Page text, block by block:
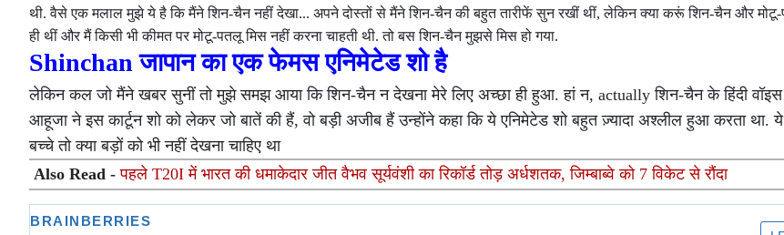
थी. वैसे एक मलाल मुझे ये है कि मैंने शिन-चैन नहीं देखा... अपने दोस्तों से मैंने शिन-चैन की बहुत तारीफें सुन रखीं थीं, लेकिन क्या करूं शिन-चैन और मोटू-
ही थीं और मैं किसी भी कीमत पर मोटू-पतलू मिस नहीं करना चाहती थी. तो बस शिन-चैन मुझसे मिस हो गया.
Shinchan जापान का एक फेमस एनिमेटेड शो है
लेकिन कल जो मैंने खबर सुनीं तो मुझे समझ आया कि शिन-चैन न देखना मेरे लिए अच्छा ही हुआ. हां न, actually शिन-चैन के हिंदी
आहूजा ने इस कार्टून शो को लेकर जो बातें की हैं, वो बड़ी अजीब हैं उन्होंने कहा कि ये एनिमेटेड शो बहुत ज़्यादा अश्लील हुआ करता था. ये
बच्चे तो क्या बड़ों को भी नहीं देखना चाहिए था
Also Read -पहले T20I में भारत की धमाकेदार जीत वैभव सूर्यवंशी का रिकॉर्ड तोड़ अर्धशतक, जिम्बाब्वे को 7 विकेट से रौंदा